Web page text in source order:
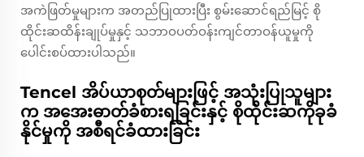
အကဲဖြတ်မှုများက အတည်ပြုထားပြီး စွမ်းဆောင်ရည်မြင့် စို
ထိုင်းဆထိန်းချုပ်မှုနှင့် သဘာဝပတ်ဝန်းကျင်တာဝန်ယူမှုကို
ပေါင်းစပ်ထားပါသည်။
Tencel အိပ်ယာစုတ်များဖြင့် အသုံးပြုသူများ
က အအေးဓာတ်ခံစားရခြင်းနှင့် စိုထိုင်းဆကိုခုခံ
နိုင်မှုကို အစီရင်ခံထားခြင်း